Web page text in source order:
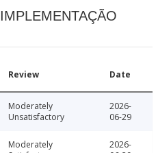
Review Date
Moderately
Unsatisfactory
2026-
06-29
Moderately
2026-